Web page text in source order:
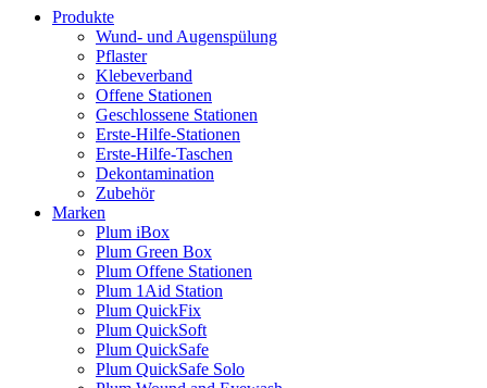
Produkte
Wund- und Augenspülung
Pflaster
Klebeverband
Offene Stationen
Geschlossene Stationen
Erste-Hilfe-Stationen
Erste-Hilfe-Taschen
Dekontamination
Zubehör
Marken
Plum iBox
Plum Green Box
Plum Offene Stationen
Plum 1Aid Station
Plum QuickFix
Plum QuickSoft
Plum QuickSafe
Plum QuickSafe Solo